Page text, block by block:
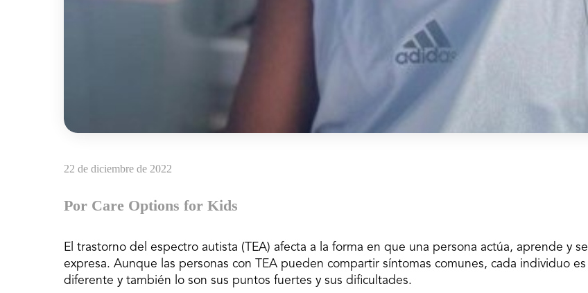
22 de diciembre de 2022
Por Care Options for Kids
El trastorno del espectro autista (TEA) afecta a la forma en que una persona actúa, aprende y se
expresa. Aunque las personas con TEA pueden compartir síntomas comunes, cada individuo es
diferente y también lo son sus puntos fuertes y sus dificultades.